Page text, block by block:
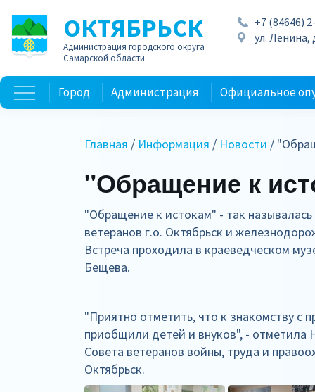
ОКТЯБРЬСК
Администрация городского округа
Самарской области
+7 (84646)
ул. Ленина,
Город Администрация Официальное
Главная / Информация / Новости /
"Обращение к
"Обращение к истокам" - так
ветеранов г.о. Октябрьск и
Встреча проходила в краеведческом
Бещева.
"Приятно отметить, что к знакомству с
приобщили детей и внуков", - отметила
Совета ветеранов войны, труда и
Октябрьск.